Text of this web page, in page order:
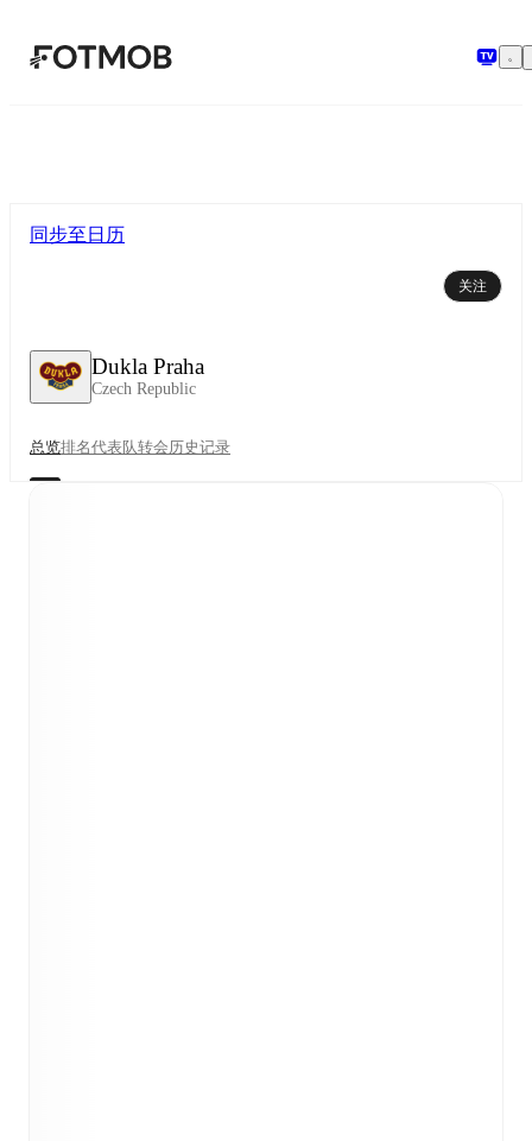
跳转到主要内容
Dukla Praha
Czech Republic
同步至日历
关注
总览排名代表队转会历史记录